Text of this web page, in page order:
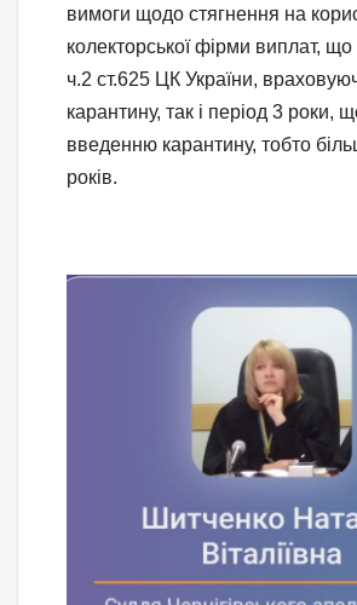
вимоги щодо стягнення на
колекторської фірми виплат,
ч.2 ст.625 ЦК України,
карантину, так і період 3 роки,
введенню карантину, тобто
років.